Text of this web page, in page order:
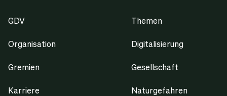
GDV
Organisation
Gremien
Karriere
Themen
Digitalisierung
Gesellschaft
Naturgefahren